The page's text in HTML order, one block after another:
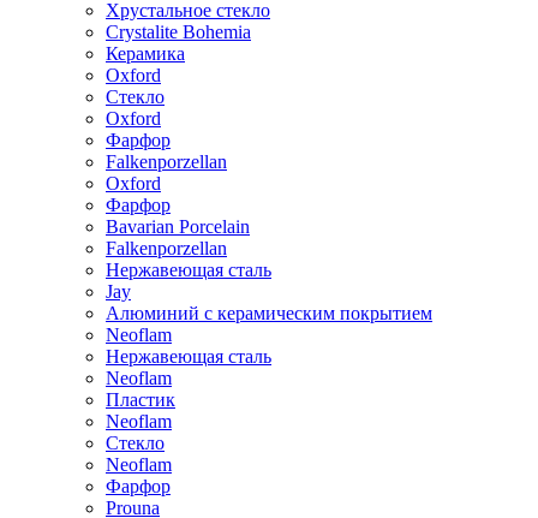
Хрустальное стекло
Crystalite Bohemia
Керамика
Oxford
Стекло
Oxford
Фарфор
Falkenporzellan
Oxford
Фарфор
Bavarian Porcelain
Falkenporzellan
Нержавеющая сталь
Jay
Алюминий с керамическим покрытием
Neoflam
Нержавеющая сталь
Neoflam
Пластик
Neoflam
Стекло
Neoflam
Фарфор
Prouna